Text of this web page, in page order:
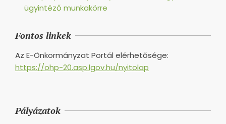
ügyintéző munkakörre
Fontos linkek
Az E-Önkormányzat Portál elérhetősége:
https://ohp-20.asp.lgov.hu/nyitolap
Pályázatok